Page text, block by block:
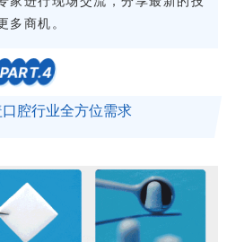
多商机。
PART.4
腔行业全方位需求